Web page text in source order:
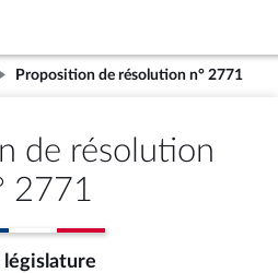
Proposition de résolution n° 2771
de résolution
2771
législature